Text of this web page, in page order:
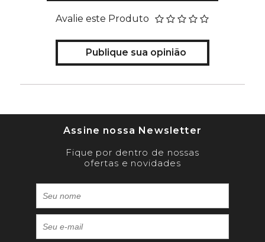
Avalie este Produto
Publique sua opinião
Assine nossa Newsletter
Fique por dentro de nossas
ofertas e novidades